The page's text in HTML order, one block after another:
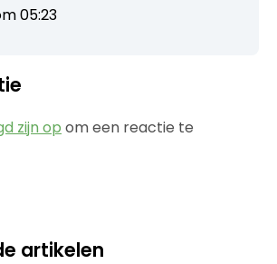
05:23
zijn op om een reactie te
artikelen